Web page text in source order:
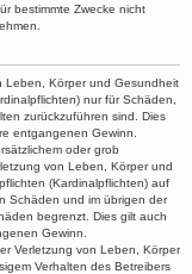
bestimmte Zwecke nicht
Leben, Körper und Gesundheit
nur für Schäden,
zurückzuführen sind. Dies
entgangenen Gewinn.
oder grob
von Leben, Körper und
(Kardinalpflichten) auf
Schäden und im übrigen der
begrenzt. Dies gilt auch
Gewinn.
Verletzung von Leben, Körper
Verhalten des Betreibers